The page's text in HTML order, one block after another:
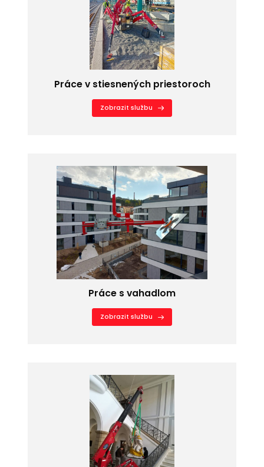
Práce v stiesnených priestoroch
Zobrazit službu
Práce s vahadlom
Zobrazit službu